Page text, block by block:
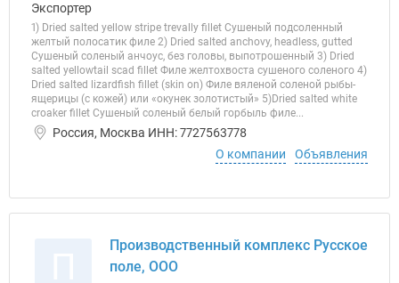
Экспортер
1) Dried salted yellow stripe trevally fillet Сушеный подсоленный
желтый полосатик филе 2) Dried salted anchovy, headless, gutted
Сушеный соленый анчоус, без головы, выпотрошенный 3) Dried
salted yellowtail scad fillet Филе желтохвоста сушеного соленого 4)
Dried salted lizardfish fillet (skin on) Филе вяленой соленой рыбы-
ящерицы (с кожей) или «окунек золотистый» 5)Dried salted white
croaker fillet Сушеный соленый белый горбыль филе...
Россия, Москва ИНН: 7727563778
О компании
Объявления
Производственный комплекс Русское
поле, ООО